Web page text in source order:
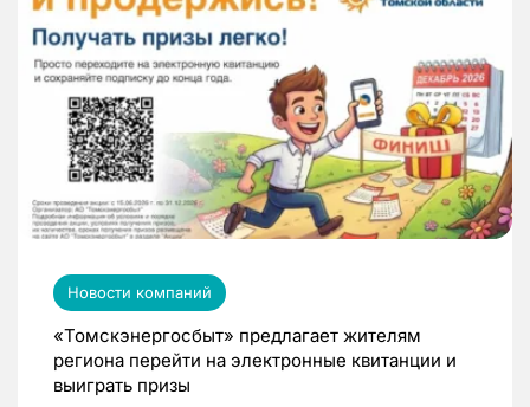
Новости компаний
«Томскэнергосбыт» предлагает жителям
региона перейти на электронные квитанции и
выиграть призы